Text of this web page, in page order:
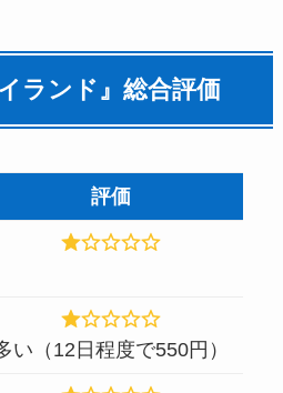
ランド』総合評価
評価
い（12日程度で550円）